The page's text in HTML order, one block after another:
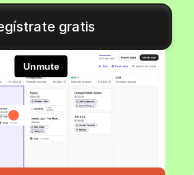
gratis